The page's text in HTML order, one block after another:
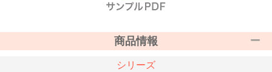
商品情報
シリーズ